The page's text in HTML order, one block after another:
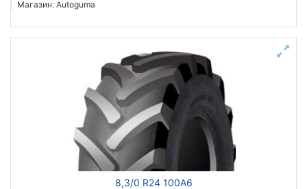
Магазин: Autoguma
8,3/0 R24 100A6